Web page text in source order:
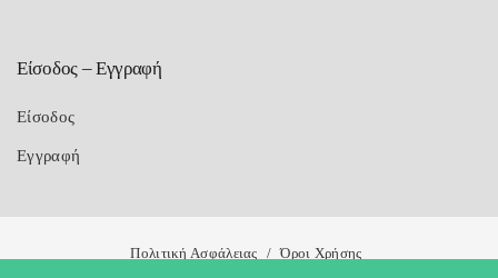
Είσοδος – Εγγραφή
Είσοδος
Εγγραφή
Πολιτική Ασφάλειας Όροι Χρήσης